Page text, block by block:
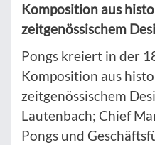
Komposition aus
zeitgenössischem
Pongs kreiert in der
Komposition aus
zeitgenössischem
Lautenbach; Chief
Pongs und